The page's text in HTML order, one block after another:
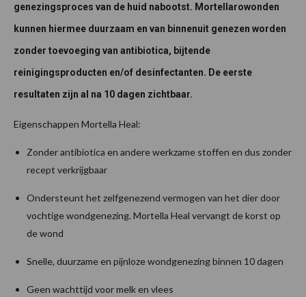
genezingsproces van de huid nabootst. Mortellarowonden
kunnen hiermee duurzaam en van binnenuit genezen worden
zonder toevoeging van antibiotica, bijtende
reinigingsproducten en/of desinfectanten. De eerste
resultaten zijn al na 10 dagen zichtbaar.
Eigenschappen Mortella Heal:
Zonder antibiotica en andere werkzame stoffen en dus zonder
recept verkrijgbaar
Ondersteunt het zelfgenezend vermogen van het dier door
vochtige wondgenezing. Mortella Heal vervangt de korst op
de wond
Snelle, duurzame en pijnloze wondgenezing binnen 10 dagen
Geen wachttijd voor melk en vlees